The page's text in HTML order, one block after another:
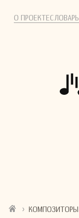
О ПРОЕКТЕСЛОВАРЬ
› КОМПОЗИТОРЫ